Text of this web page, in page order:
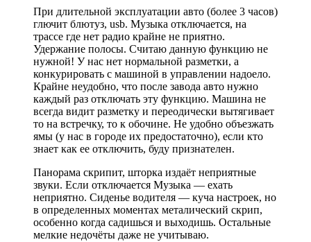
При длительной эксплуатации авто (более 3 часов)
глючит блютуз, usb. Музыка отключается, на
трассе где нет радио крайне не приятно.
Удержание полосы. Считаю данную функцию не
нужной! У нас нет нормальной разметки, а
конкурировать с машиной в управлении надоело.
Крайне неудобно, что после завода авто нужно
каждый раз отключать эту функцию. Машина не
всегда видит разметку и переодически вытягивает
то на встречку, то к обочине. Не удобно объезжать
ямы (у нас в городе их предостаточно), если кто
знает как ее отключить, буду признателен.
Панорама скрипит, шторка издаёт неприятные
звуки. Если отключается Музыка — ехать
неприятно. Сиденье водителя — куча настроек, но
в определенных моментах металический скрип,
особенно когда садишься и выходишь. Остальные
мелкие недочёты даже не учитываю.